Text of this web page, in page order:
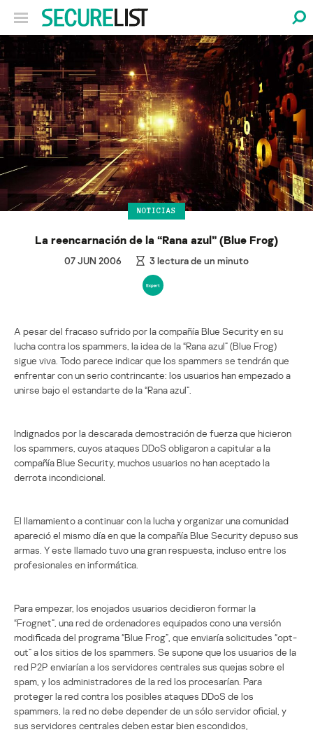
NOTICIAS
La reencarnación de la “Rana azul” (Blue Frog)
07 JUN 2006 3lectura de un minuto
A pesar del fracaso sufrido por la compañía Blue Security en su
lucha contra los spammers, la idea de la “Rana azul” (Blue Frog)
sigue viva. Todo parece indicar que los spammers se tendrán que
enfrentar con un serio contrincante: los usuarios han empezado a
unirse bajo el estandarte de la “Rana azul”.
Indignados por la descarada demostración de fuerza que hicieron
los spammers, cuyos ataques DDoS obligaron a capitular a la
compañía Blue Security, muchos usuarios no han aceptado la
derrota incondicional.
El llamamiento a continuar con la lucha y organizar una comunidad
apareció el mismo día en que la compañía Blue Security depuso sus
armas. Y este llamado tuvo una gran respuesta, incluso entre los
profesionales en informática.
Para empezar, los enojados usuarios decidieron formar la
“Frognet”, una red de ordenadores equipados cono una versión
modificada del programa “Blue Frog”, que enviaría solicitudes “opt-
out” a los sitios de los spammers. Se supone que los usuarios de la
red P2P enviarían a los servidores centrales sus quejas sobre el
spam, y los administradores de la red los procesarían. Para
proteger la red contra los posibles ataques DDoS de los
spammers, la red no debe depender de un sólo servidor oficial, y
sus servidores centrales deben estar bien escondidos,